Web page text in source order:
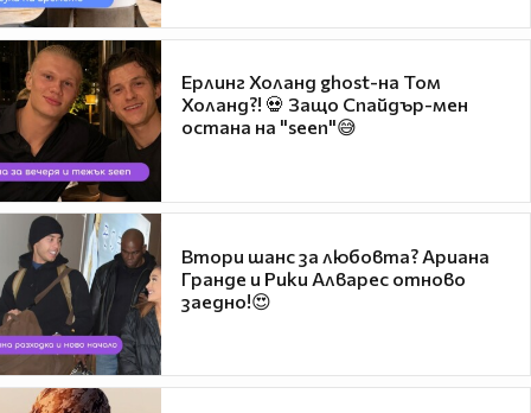
Ерлинг Холанд ghost-на Том
Холанд?! 💀 Защо Спайдър-мен
остана на "seen"😅
Втори шанс за любовта? Ариана
Гранде и Рики Алварес отново
заедно!😍